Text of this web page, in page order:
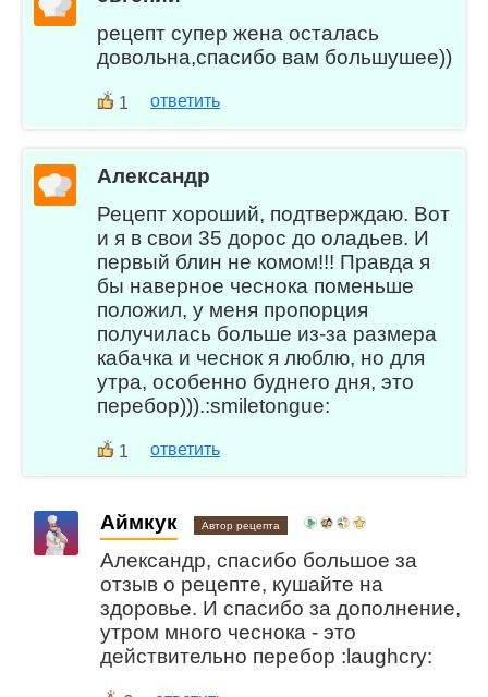
рецепт супер жена осталась
довольна,спасибо вам большушее))
1 ответить
Александр
Рецепт хороший, подтверждаю. Вот
и я в свои 35 дорос до оладьев. И
первый блин не комом!!! Правда я
бы наверное чеснока поменьше
положил, у меня пропорция
получилась больше из-за размера
кабачка и чеснок я люблю, но для
утра, особенно буднего дня, это
перебор))).:smiletongue:
1 ответить
Аймкук Автор рецепта
Александр, спасибо большое за
отзыв о рецепте, кушайте на
здоровье. И спасибо за дополнение,
утром много чеснока - это
действительно перебор :laughcry: